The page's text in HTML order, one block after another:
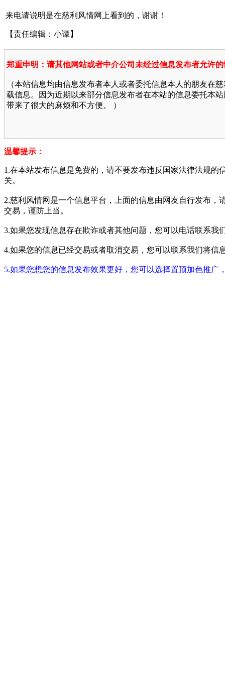
来电请说明是在慈利风情网上看到的，谢谢！
【责任编辑：小谭】
郑重申明：请其他网站或者中介公司未经过信息发布者允许
（本站信息均由信息发布者本人或者委托信息本人的朋友在
载信息。因为近期以来部分信息发布者在本站的信息委托本
带来了很大的麻烦和不方便。 ）
温馨提示：
1.在本站发布信息是免费的，请不要发布违反国家法律法规
关。
2.慈利风情网是一个信息平台，上面的信息由网友自行发布
交易，谨防上当。
3.如果您发现信息存在欺诈或者其他问题，您可以电话联系我
4.如果您的信息已经交易或者取消交易，您可以联系我们将信
5.如果您想您的信息发布效果更好，您可以选择置顶加色推广